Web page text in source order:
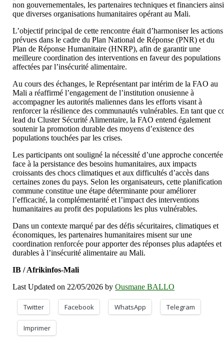
non gouvernementales, les partenaires techniques et financiers ainsi
que diverses organisations humanitaires opérant au Mali.
L’objectif principal de cette rencontre était d’harmoniser les actions
prévues dans le cadre du Plan National de Réponse (PNR) et du
Plan de Réponse Humanitaire (HNRP), afin de garantir une
meilleure coordination des interventions en faveur des populations
affectées par l’insécurité alimentaire.
Au cours des échanges, le Représentant par intérim de la FAO au
Mali a réaffirmé l’engagement de l’institution onusienne à
accompagner les autorités maliennes dans les efforts visant à
renforcer la résilience des communautés vulnérables. En tant que
lead du Cluster Sécurité Alimentaire, la FAO entend également
soutenir la promotion durable des moyens d’existence des
populations touchées par les crises.
Les participants ont souligné la nécessité d’une approche concertée
face à la persistance des besoins humanitaires, aux impacts
croissants des chocs climatiques et aux difficultés d’accès dans
certaines zones du pays. Selon les organisateurs, cette planification
commune constitue une étape déterminante pour améliorer
l’efficacité, la complémentarité et l’impact des interventions
humanitaires au profit des populations les plus vulnérables.
Dans un contexte marqué par des défis sécuritaires, climatiques et
économiques, les partenaires humanitaires misent sur une
coordination renforcée pour apporter des réponses plus adaptées et
durables à l’insécurité alimentaire au Mali.
IB / Afrikinfos-Mali
Last Updated on 22/05/2026 byOusmane BALLO
Twitter Facebook WhatsApp Telegram
Imprimer